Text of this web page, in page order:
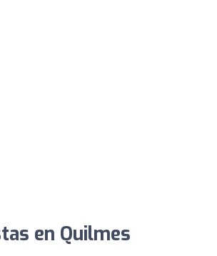
en Quilmes